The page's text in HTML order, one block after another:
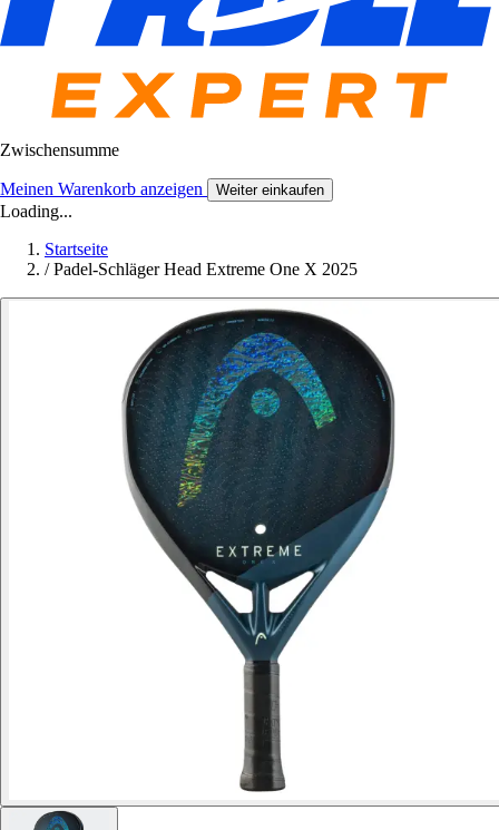
Zwischensumme
Meinen Warenkorb anzeigen Weiter einkaufen
Loading...
Startseite
/ Padel-Schläger Head Extreme One X 2025